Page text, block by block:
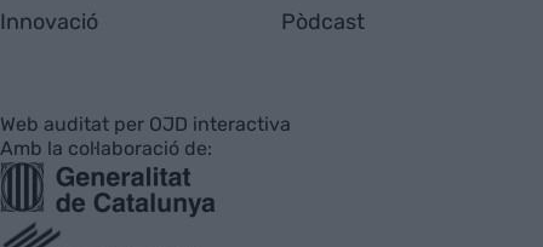
Innovació Pòdcast
Web auditat per OJD interactiva
Amb la col·laboració de: